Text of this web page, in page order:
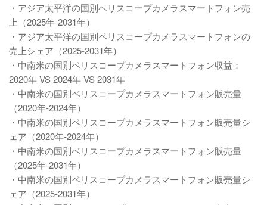
・アジア太平洋の国別ペリスコープカメラスマートフォン売
上（2025年-2031年）
・アジア太平洋の国別ペリスコープカメラスマートフォンの
売上シェア（2025-2031年）
・中南米の国別ペリスコープカメラスマートフォン収益：
2020年 VS 2024年 VS 2031年
・中南米の国別ペリスコープカメラスマートフォン販売量
（2020年-2024年）
・中南米の国別ペリスコープカメラスマートフォン販売量シ
ェア（2020年-2024年）
・中南米の国別ペリスコープカメラスマートフォン販売量
（2025年-2031年）
・中南米の国別ペリスコープカメラスマートフォン販売量シ
ェア（2025-2031年）